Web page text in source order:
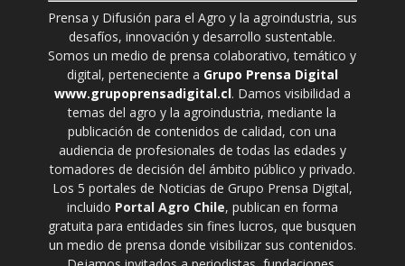
Prensa y Difusión para el Agro y la agroindustria, sus
desafíos, innovación y desarrollo sustentable.
Somos un medio de prensa colaborativo, temático y
digital, perteneciente a Grupo Prensa Digital
www.grupoprensadigital.cl. Damos visibilidad a
temas del agro y la agroindustria, mediante la
publicación de contenidos de calidad, con una
audiencia de profesionales de todas las edades y
tomadores de decisión del ámbito público y privado.
Los 5 portales de Noticias de Grupo Prensa Digital,
incluido Portal Agro Chile, publican en forma
gratuita para entidades sin fines lucros, que busquen
un medio de prensa donde visibilizar sus contenidos.